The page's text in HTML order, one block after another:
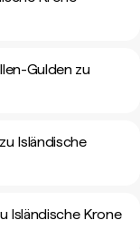
Gulden zu
Isländische
Isländische Krone